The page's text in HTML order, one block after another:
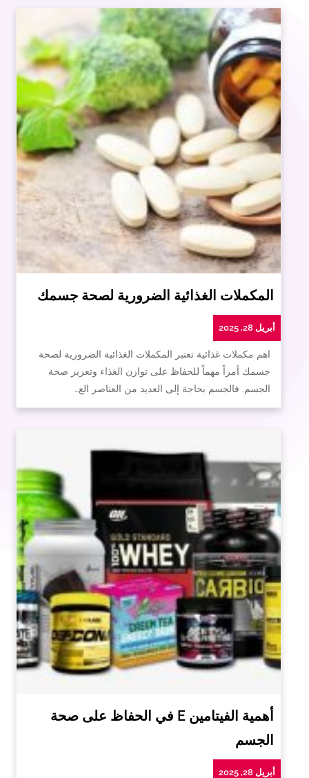
المكملات الغذائية الضرورية لصحة جسمك
أبريل 28, 2025
اهم مكملات غذائية تعتبر المكملات الغذائية الضرورية لصحة
جسمك أمراً مهماً للحفاظ على توازن الغذاء وتعزيز صحة
الجسم. فالجسم بحاجة إلى العديد من العناصر الغ…
أهمية الفيتامين E في الحفاظ على صحة
الجسم
أبريل 28, 2025